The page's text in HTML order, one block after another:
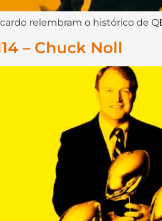
relembram o histórico de
– Chuck Noll